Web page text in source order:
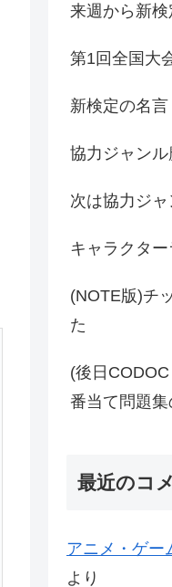
来週から新
第1回全国大
新検定の名
協力ジャンル
次は協力ジ
キャラクタ
(NOTE版)チ
た
(後日
番当て問題
最近のコ
アニメ・ゲ
より